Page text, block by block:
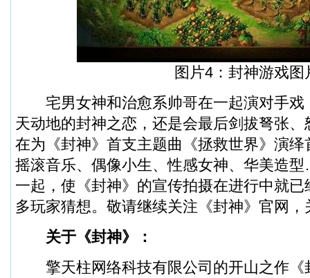
图片4：封神游戏图
宅男女神和治愈系帅哥在一起演对手戏
天动地的封神之恋，还是会最后剑拔弩张
在为《封神》首支主题曲《拯救世界》演
摇滚音乐、偶像小生、性感女神、华美造
一起，使《封神》的宣传拍摄在进行中就
多玩家猜想。敬请继续关注《封神》官网
关于《封神》：
擎天柱网络科技有限公司的开山之作《